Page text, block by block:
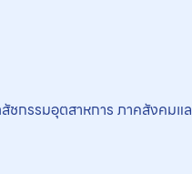
กรรมอุตสาหการ ภาคสังคมแ